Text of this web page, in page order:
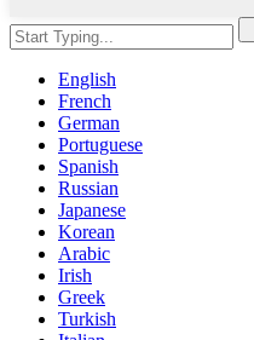
English
French
German
Portuguese
Spanish
Russian
Japanese
Korean
Arabic
Irish
Greek
Turkish